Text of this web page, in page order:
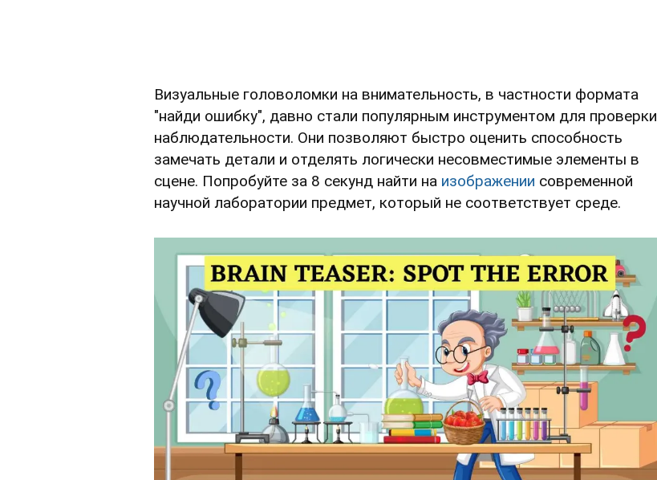
Визуальные головоломки на внимательность, в частности формата
"найди ошибку", давно стали популярным инструментом для проверки
наблюдательности. Они позволяют быстро оценить способность
замечать детали и отделять логически несовместимые элементы в
сцене. Попробуйте за 8 секунд найти на изображении современной
научной лаборатории предмет, который не соответствует среде.